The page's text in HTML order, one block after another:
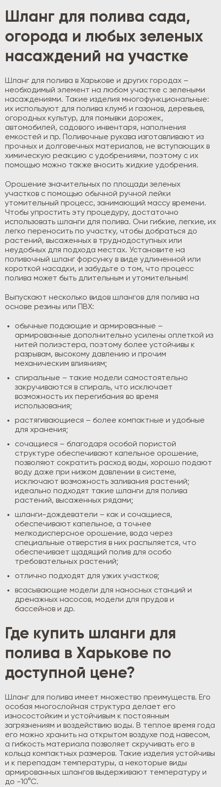
Шланг для полива сада,
огорода и любых зеленых
насаждений на участке
Шланг для полива в Харькове и других городах –
необходимый элемент на любом участке с зелеными
насаждениями. Такие изделия многофункциональные:
их используют для полива клумб и газонов, деревьев,
огородных культур, для помывки дорожек,
автомобилей, садового инвентаря, наполнения
емкостей и пр. Поливочные рукава изготавливают из
прочных и долговечных материалов, не вступающих в
химическую реакцию с удобрениями, поэтому с их
помощью можно также вносить жидкие удобрения.
Орошение значительных по площади зеленых
участков с помощью обычной ручной лейки
утомительный процесс, занимающий массу времени.
Чтобы упростить эту процедуру, достаточно
использовать шланги для полива. Они гибкие, легкие, их
легко переносить по участку, чтобы добраться до
растений, высаженных в труднодоступных или
неудобных для подхода местах. Установите на
поливочный шланг форсунку в виде удлиненной или
короткой насадки, и забудьте о том, что процесс
полива может быть длительным и утомительным!
Выпускают несколько видов шлангов для полива на
основе резины или ПВХ:
обычные подающие и армированные –
армированные дополнительно усилены оплеткой из
нитей полиэстера, поэтому более устойчивы к
разрывам, высокому давлению и прочим
механическим влияниям;
спиральные – такие модели самостоятельно
закручиваются в спираль, что исключает
возможность их перегибания во время
использования;
растягивающиеся – более компактные и удобные
для хранения;
сочащиеся – благодаря особой пористой
структуре обеспечивают капельное орошение,
позволяют сократить расход воды, хорошо подают
воду даже при низком давлении в системе,
исключают возможность заливания растений;
идеально подходят такие шланги для полива
растений, высаженных рядами;
шланги-дождеватели – как и сочащиеся,
обеспечивают капельное, а точнее
мелкодисперсное орошение, вода через
специальные отверстия в них распыляется, что
обеспечивает щадящий полив для особо
требовательных растений;
отлично подходят для узких участков;
всасывающие модели для наносных станций и
дренажных насосов, модели для прудов и
бассейнов и др.
Где купить шланги для
полива в Харькове по
доступной цене?
Шланг для полива имеет множество преимуществ. Его
особая многослойная структура делает его
износостойким и устойчивым к постоянным
загрязнениям и воздействию воды. В теплое время года
его можно хранить на открытом воздухе под навесом,
а гибкость материала позволяет скручивать его в
кольца компактных размеров. Такие изделия устойчивы
и к перепадам температуры, а некоторые виды
армированных шлангов выдерживают температуру и
до -10°С.